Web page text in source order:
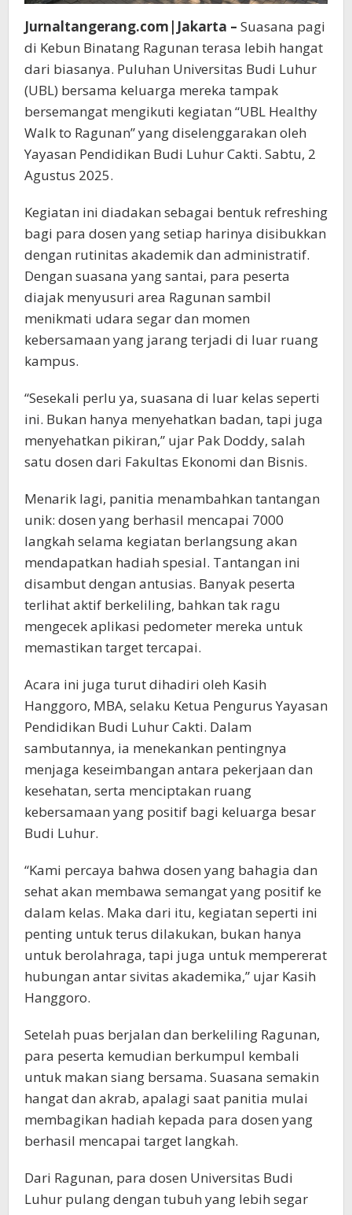
Jurnaltangerang.com|Jakarta – Suasana pagi
di Kebun Binatang Ragunan terasa lebih hangat
dari biasanya. Puluhan Universitas Budi Luhur
(UBL) bersama keluarga mereka tampak
bersemangat mengikuti kegiatan “UBL Healthy
Walk to Ragunan” yang diselenggarakan oleh
Yayasan Pendidikan Budi Luhur Cakti. Sabtu, 2
Agustus 2025.
Kegiatan ini diadakan sebagai bentuk refreshing
bagi para dosen yang setiap harinya disibukkan
dengan rutinitas akademik dan administratif.
Dengan suasana yang santai, para peserta
diajak menyusuri area Ragunan sambil
menikmati udara segar dan momen
kebersamaan yang jarang terjadi di luar ruang
kampus.
“Sesekali perlu ya, suasana di luar kelas seperti
ini. Bukan hanya menyehatkan badan, tapi juga
menyehatkan pikiran,” ujar Pak Doddy, salah
satu dosen dari Fakultas Ekonomi dan Bisnis.
Menarik lagi, panitia menambahkan tantangan
unik: dosen yang berhasil mencapai 7000
langkah selama kegiatan berlangsung akan
mendapatkan hadiah spesial. Tantangan ini
disambut dengan antusias. Banyak peserta
terlihat aktif berkeliling, bahkan tak ragu
mengecek aplikasi pedometer mereka untuk
memastikan target tercapai.
Acara ini juga turut dihadiri oleh Kasih
Hanggoro, MBA, selaku Ketua Pengurus Yayasan
Pendidikan Budi Luhur Cakti. Dalam
sambutannya, ia menekankan pentingnya
menjaga keseimbangan antara pekerjaan dan
kesehatan, serta menciptakan ruang
kebersamaan yang positif bagi keluarga besar
Budi Luhur.
“Kami percaya bahwa dosen yang bahagia dan
sehat akan membawa semangat yang positif ke
dalam kelas. Maka dari itu, kegiatan seperti ini
penting untuk terus dilakukan, bukan hanya
untuk berolahraga, tapi juga untuk mempererat
hubungan antar sivitas akademika,” ujar Kasih
Hanggoro.
Setelah puas berjalan dan berkeliling Ragunan,
para peserta kemudian berkumpul kembali
untuk makan siang bersama. Suasana semakin
hangat dan akrab, apalagi saat panitia mulai
membagikan hadiah kepada para dosen yang
berhasil mencapai target langkah.
Dari Ragunan, para dosen Universitas Budi
Luhur pulang dengan tubuh yang lebih segar